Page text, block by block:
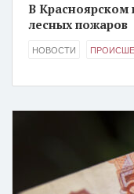
В Красноярском
лесных пожаров
НОВОСТИ